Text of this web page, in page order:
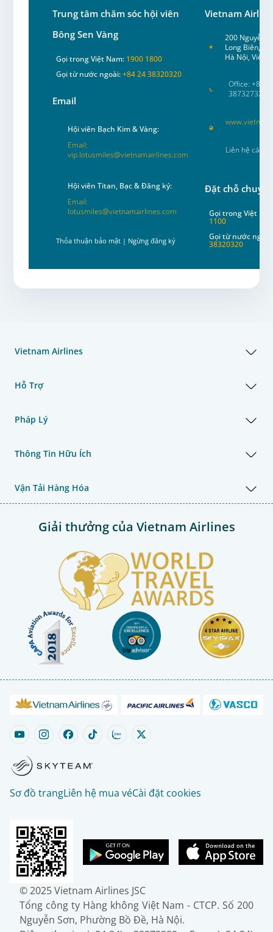
Trung tâm chăm sóc hội viên
Bông Sen Vàng
Gọi trong Việt Nam: 1900 1800
Gọi từ nước ngoài:+84 24 38320320
Email
Hội viên Bạch Kim & Vàng:
Email:
vip.lotusmiles@vietnamairlines.com
Hội viên Titan, Bạc & Đăng ký:
Email:
lotusmiles@vietnamairlines.com
Thỏa thuận bảo mật | Ngừng đăng ký
Vietnam
200 Nguyễn
Long Biên,
Hà Nội, Việt
Office: +84
38732732
Liên hệ các
Đặt chỗ
Gọi trong Việt
1100
Gọi từ nước
38320320
Vietnam Airlines
Hỗ Trợ
Pháp Lý
Thông Tin Hữu Ích
Vận Tải Hàng Hóa
Giải thưởng của Vietnam Airlines
Sơ đồ trangLiên hệ mua véCài đặt cookies
© 2025 Vietnam Airlines JSC
Tổng công ty Hàng không Việt Nam - CTCP. Số 200
Nguyễn Sơn, Phường Bồ Đề, Hà Nội.